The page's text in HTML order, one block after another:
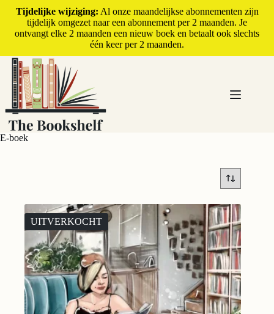
Tijdelijke wijziging: Al onze maandelijkse abonnementen zijn
tijdelijk omgezet naar een abonnement per 2 maanden. Je
ontvangt elke 2 maanden een nieuw boek en betaalt ook slechts
één keer per 2 maanden.
E-boek
UITVERKOCHT